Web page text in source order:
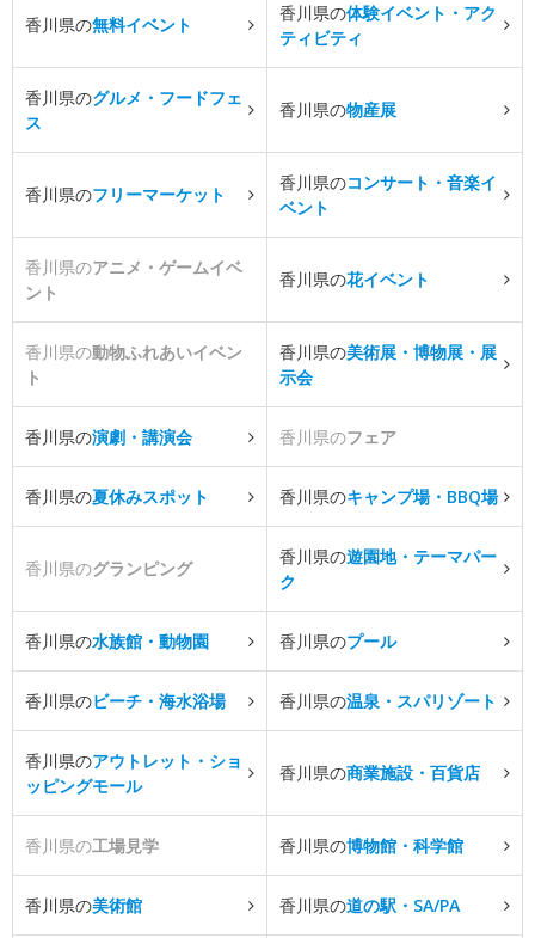
香川県の無料イベント
香川県の体験イベント・アク
ティビティ
香川県のグルメ・フードフェ
ス
香川県の物産展
香川県のフリーマーケット
香川県のコンサート・音楽イ
ベント
香川県のアニメ・ゲームイベ
ント
香川県の花イベント
香川県の動物ふれあいイベン
ト
香川県の美術展・博物展・展
示会
香川県の演劇・講演会 香川県のフェア
香川県の夏休みスポット 香川県のキャンプ場・BBQ場
香川県のグランピング
香川県の遊園地・テーマパー
ク
香川県の水族館・動物園 香川県のプール
香川県のビーチ・海水浴場 香川県の温泉・スパリゾート
香川県のアウトレット・ショ
ッピングモール
香川県の商業施設・百貨店
香川県の工場見学 香川県の博物館・科学館
香川県の美術館 香川県の道の駅・SA/PA